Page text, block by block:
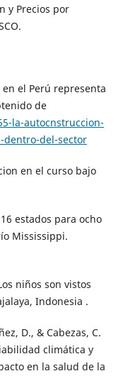
y Precios por
el Perú representa
de
la-autocnstruccion-
dentro-del-sector
en el curso bajo
estados para ocho
Mississippi.
niños son vistos
Indonesia .
D., & Cabezas, C.
climática y
en la salud de la